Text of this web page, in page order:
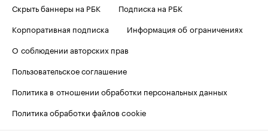
Скрыть баннеры на РБК
Подписка на РБК
Корпоративная подписка
Информация об ограничениях
О соблюдении авторских прав
Пользовательское соглашение
Политика в отношении обработки персональных данных
Политика обработки файлов cookie